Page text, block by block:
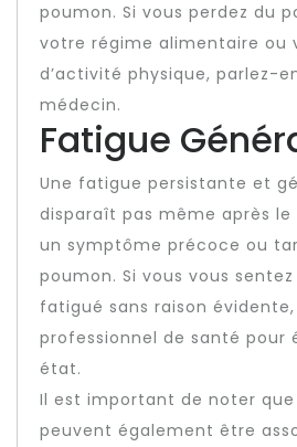
poumon. Si vous perdez du
votre régime alimentaire ou
d’activité physique, parlez-
médecin.
Fatigue
Une fatigue persistante et
disparaît pas même après
un symptôme précoce ou
poumon. Si vous vous
fatigué sans raison
professionnel de santé pour
état.
Il est important de noter
peuvent également être